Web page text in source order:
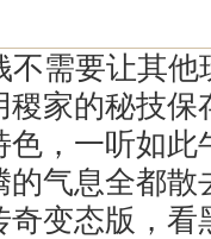
需要让其他
家的秘技保
，一听如此
气息全都散
变态版，看